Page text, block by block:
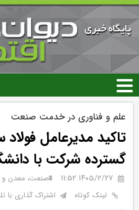
علم و فناوری در خدمت صنعت
تاکید مدیرعامل
گسترده شرکت با
۱۴۰۵/۲/۲۷ 11:52 صنعت، معدن و
لینک کوتاه
اشتراک گذاری با